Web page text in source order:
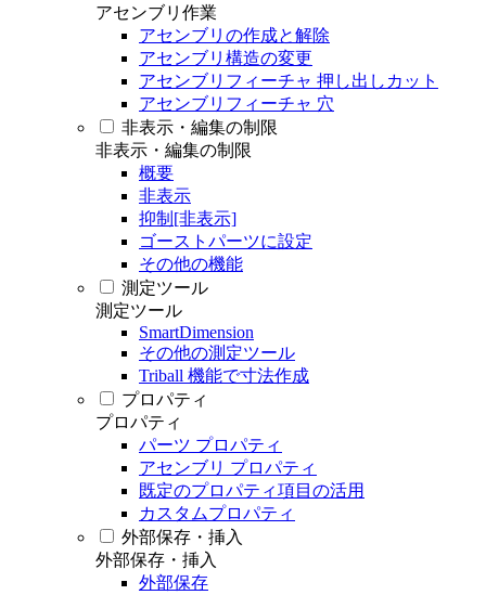
アセンブリ作業
アセンブリの作成と解除
アセンブリ構造の変更
アセンブリフィーチャ 押し出しカット
アセンブリフィーチャ 穴
非表示・編集の制限
非表示・編集の制限
概要
非表示
抑制[非表示]
ゴーストパーツに設定
その他の機能
測定ツール
測定ツール
SmartDimension
その他の測定ツール
Triball 機能で寸法作成
プロパティ
プロパティ
パーツ プロパティ
アセンブリ プロパティ
既定のプロパティ項目の活用
カスタムプロパティ
外部保存・挿入
外部保存・挿入
外部保存